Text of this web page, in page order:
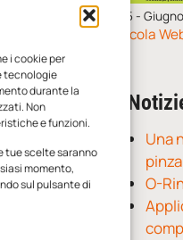
i cookie per
tecnologie
durante la
Non
e funzioni.
tue scelte saranno
momento,
sul pulsante di
n.5 -
Edicola
Una
O-